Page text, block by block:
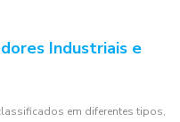
Industriais e
em diferentes tipos,